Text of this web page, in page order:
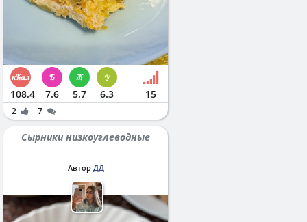
108.4 7.6 5.7 6.3 15
2 7
Сырники низкоуглеводные
Автор ДД